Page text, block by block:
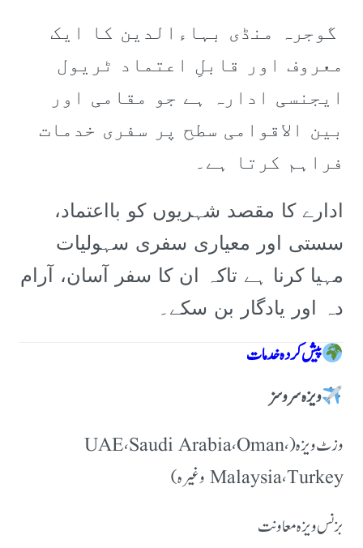
گوجرہ منڈی بہاءالدین کا ایک
معروف اور قابلِ اعتماد ٹریول
ایجنسی ادارہ ہے جو مقامی اور
بین الاقوامی سطح پر سفری خدمات
فراہم کرتا ہے۔
ادارے کا مقصد شہریوں کو بااعتماد،
سستی اور معیاری سفری سہولیات
مہیا کرنا ہے تاکہ ان کا سفر آسان، آرام
دہ اور یادگار بن سکے۔
پیش کردہ خدمات
ویزہ سروسز
وزٹ ویزہ (UAE، Saudi Arabia، Oman،
Malaysia، Turkey وغیرہ)
بزنس ویزہ معاونت